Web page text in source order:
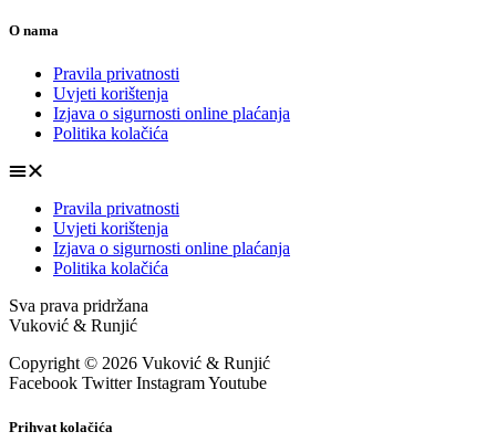
O nama
Pravila privatnosti
Uvjeti korištenja
Izjava o sigurnosti online plaćanja
Politika kolačića
Pravila privatnosti
Uvjeti korištenja
Izjava o sigurnosti online plaćanja
Politika kolačića
Sva prava pridržana
Vuković & Runjić
Copyright © 2026 Vuković & Runjić
Facebook Twitter InstagramYoutube
Prihvat kolačića